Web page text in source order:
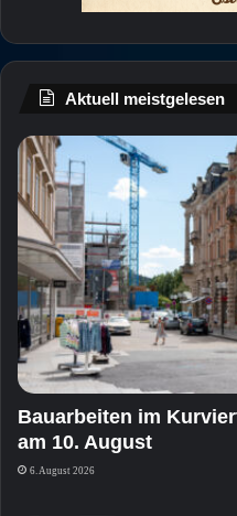
Aktuell meistgelesen
Bauarbeiten im
am 10. August
6. August 2026